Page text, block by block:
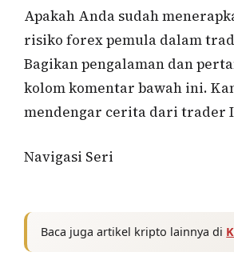
Apakah Anda sudah
risiko forex pemula dalam
Bagikan pengalaman dan
kolom komentar bawah ini.
mendengar cerita dari trader
Navigasi Seri
Baca juga artikel kripto lainnya di